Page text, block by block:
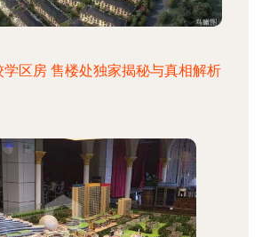
区房 售楼处独家揭秘与真相解析